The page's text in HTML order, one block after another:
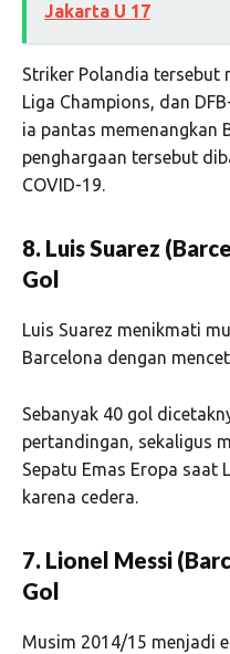
Jakarta U 17
Striker Polandia tersebut
Liga Champions, dan
ia pantas memenangkan
penghargaan tersebut
COVID-19.
8. Luis Suarez
Gol
Luis Suarez menikmati
Barcelona dengan
Sebanyak 40 gol
pertandingan, sekaligus
Sepatu Emas Eropa saat
karena cedera.
7. Lionel Messi
Gol
Musim 2014/15 menjadi